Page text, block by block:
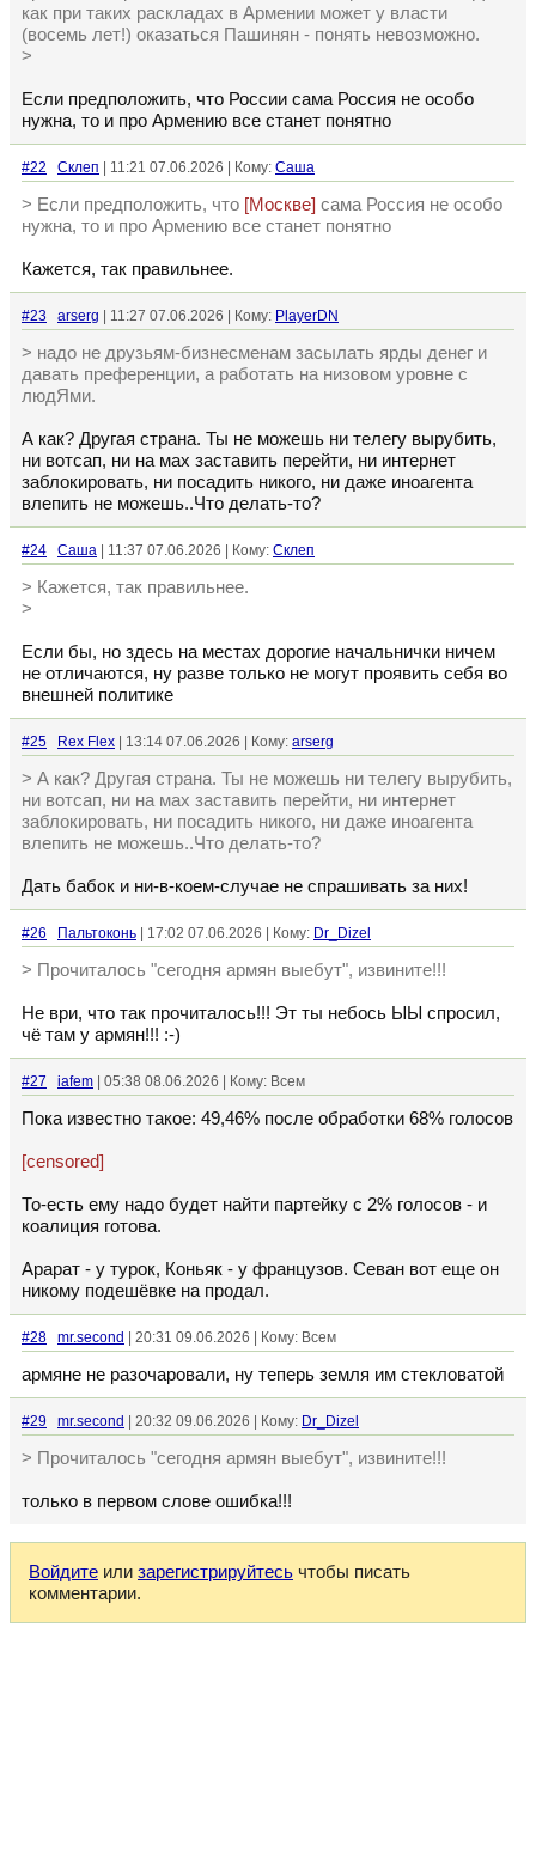
как при таких раскладах в Армении может у власти
(восемь лет!) оказаться Пашинян - понять невозможно.
>
Если предположить, что России сама Россия не особо
нужна, то и про Армению все станет понятно
#22 Склеп | 11:21 07.06.2026 | Кому: Cаша
> Если предположить, что [Москве] сама Россия не особо
нужна, то и про Армению все станет понятно
Кажется, так правильнее.
#23 arserg | 11:27 07.06.2026 | Кому: PlayerDN
> надо не друзьям-бизнесменам засылать ярды денег и
давать преференции, а работать на низовом уровне с
людЯми.
А как? Другая страна. Ты не можешь ни телегу вырубить,
ни вотсап, ни на мах заставить перейти, ни интернет
заблокировать, ни посадить никого, ни даже иноагента
влепить не можешь..Что делать-то?
#24 Cаша | 11:37 07.06.2026 | Кому: Склеп
> Кажется, так правильнее.
>
Если бы, но здесь на местах дорогие начальнички ничем
не отличаются, ну разве только не могут проявить себя во
внешней политике
#25 Rex Flex | 13:14 07.06.2026 | Кому: arserg
> А как? Другая страна. Ты не можешь ни телегу вырубить,
ни вотсап, ни на мах заставить перейти, ни интернет
заблокировать, ни посадить никого, ни даже иноагента
влепить не можешь..Что делать-то?
Дать бабок и ни-в-коем-случае не спрашивать за них!
#26 Пальтоконь | 17:02 07.06.2026 | Кому: Dr_Dizel
> Прочиталось "сегодня армян выебут", извините!!!
Не ври, что так прочиталось!!! Эт ты небось ЫЫ спросил,
чё там у армян!!! :-)
#27 iafem | 05:38 08.06.2026 | Кому: Всем
Пока известно такое: 49,46% после обработки 68% голосов
[censored]
То-есть ему надо будет найти партейку с 2% голосов - и
коалиция готова.
Арарат - у турок, Коньяк - у французов. Севан вот еще он
никому подешёвке на продал.
#28 mr.second | 20:31 09.06.2026 | Кому: Всем
армяне не разочаровали, ну теперь земля им стекловатой
#29 mr.second | 20:32 09.06.2026 | Кому: Dr_Dizel
> Прочиталось "сегодня армян выебут", извините!!!
только в первом слове ошибка!!!
Войдите или зарегистрируйтесь чтобы писать
комментарии.